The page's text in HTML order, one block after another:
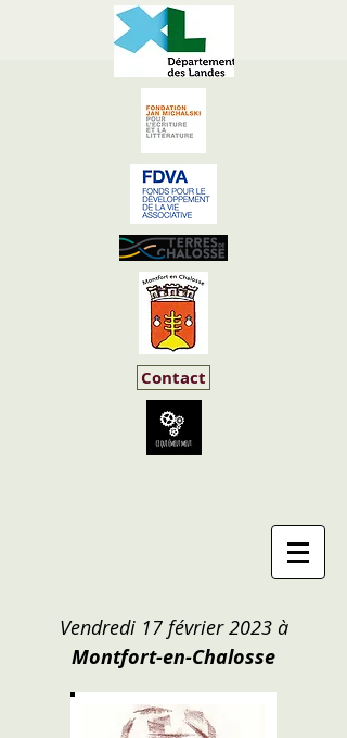
Contact
Vendredi 17 février 2023 à
Montfort-en-Chalosse